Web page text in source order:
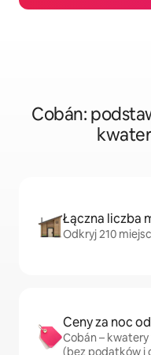
Cobán:
Łączna liczba
Odkryj 210
Ceny za noc od
Cobán – kwatery
(bez podatków i